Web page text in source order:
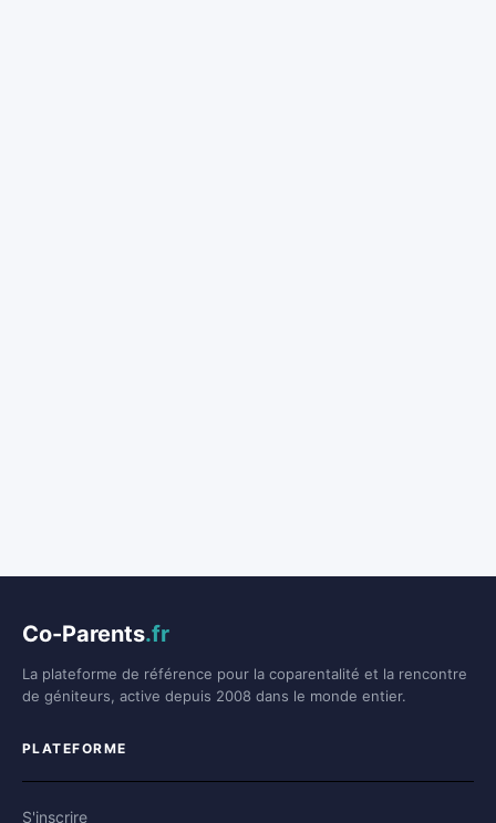
Co-Parents.fr
La plateforme de référence pour la coparentalité et la rencontre
de géniteurs, active depuis 2008 dans le monde entier.
PLATEFORME
S'inscrire